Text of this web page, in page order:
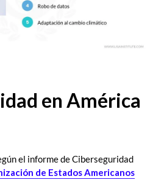
en América
el informe de Ciberseguridad
de Estados Americanos